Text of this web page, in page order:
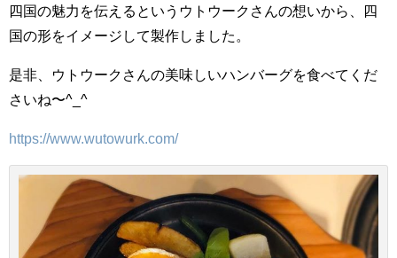
四国の魅力を伝えるというウトウークさんの想いから、四
国の形をイメージして製作しました。
是非、ウトウークさんの美味しいハンバーグを食べてくだ
さいね〜^_^
https://www.wutowurk.com/